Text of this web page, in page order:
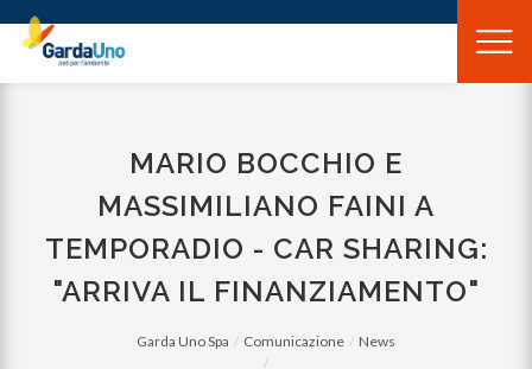
Gardauno
Spa
MARIO BOCCHIO E
MASSIMILIANO FAINI A
TEMPORADIO - CAR SHARING:
"ARRIVA IL FINANZIAMENTO"
Garda Uno Spa Comunicazione News